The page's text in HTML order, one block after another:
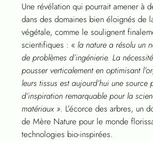
Une révélation qui pourrait amener à
dans des domaines bien éloignés de
végétale, comme le soulignent
scientifiques : « la nature a résolu un
de problèmes d’ingénierie. La
pousser verticalement en optimisant
leurs tissus est aujourd’hui une source
d’inspiration remarquable pour la
matériaux ». L’écorce des arbres, un
de Mère Nature pour le monde
technologies bio-inspirées.